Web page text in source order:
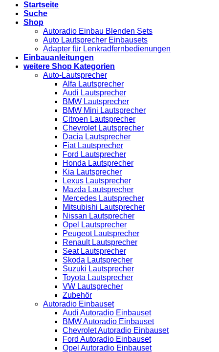
Startseite
Suche
Shop
Autoradio Einbau Blenden Sets
Auto Lautsprecher Einbausets
Adapter für Lenkradfernbedienungen
Einbauanleitungen
weitere Shop Kategorien
Auto-Lautsprecher
Alfa Lautsprecher
Audi Lautsprecher
BMW Lautsprecher
BMW Mini Lautsprecher
Citroen Lautsprecher
Chevrolet Lautsprecher
Dacia Lautsprecher
Fiat Lautsprecher
Ford Lautsprecher
Honda Lautsprecher
Kia Lautsprecher
Lexus Lautsprecher
Mazda Lautsprecher
Mercedes Lautsprecher
Mitsubishi Lautsprecher
Nissan Lautsprecher
Opel Lautsprecher
Peugeot Lautsprecher
Renault Lautsprecher
Seat Lautsprecher
Skoda Lautsprecher
Suzuki Lautsprecher
Toyota Lautsprecher
VW Lautsprecher
Zubehör
Autoradio Einbauset
Audi Autoradio Einbauset
BMW Autoradio Einbauset
Chevrolet Autoradio Einbauset
Ford Autoradio Einbauset
Opel Autoradio Einbauset